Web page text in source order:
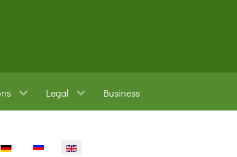
Legal Business
your language